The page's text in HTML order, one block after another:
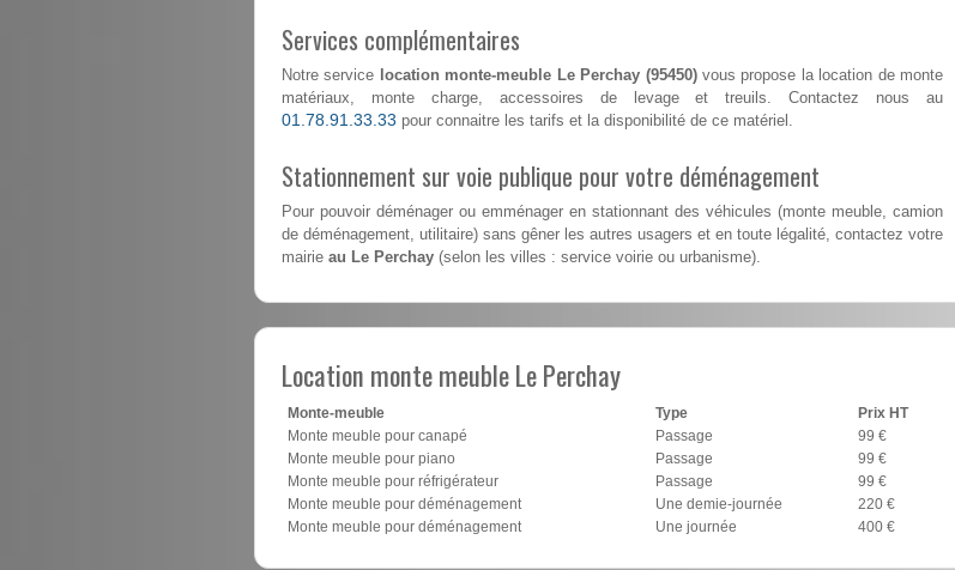
Services complémentaires
Notre service location monte-meuble Le Perchay (95450)vous propose la location de monte
matériaux, monte charge, accessoires de levage et treuils. Contactez nous au
01.78.91.33.33 pour connaitre les tarifs et la disponibilité de ce matériel.
Stationnement sur voie publique pour votre déménagement
Pour pouvoir déménager ou emménager en stationnant des véhicules (monte meuble, camion
de déménagement, utilitaire) sans gêner les autres usagers et en toute légalité, contactez votre
mairie au Le Perchay (selon les villes : service voirie ou urbanisme).
Location monte meuble Le Perchay
Monte-meuble Type
Prix HT
Monte meuble pour canapé
Passage
99 €
Monte meuble pour piano
Passage
99 €
Monte meuble pour réfrigérateur
Passage
99 €
Monte meuble pour déménagement
Une demie-journée
220 €
Monte meuble pour déménagement
Une journée 400 €